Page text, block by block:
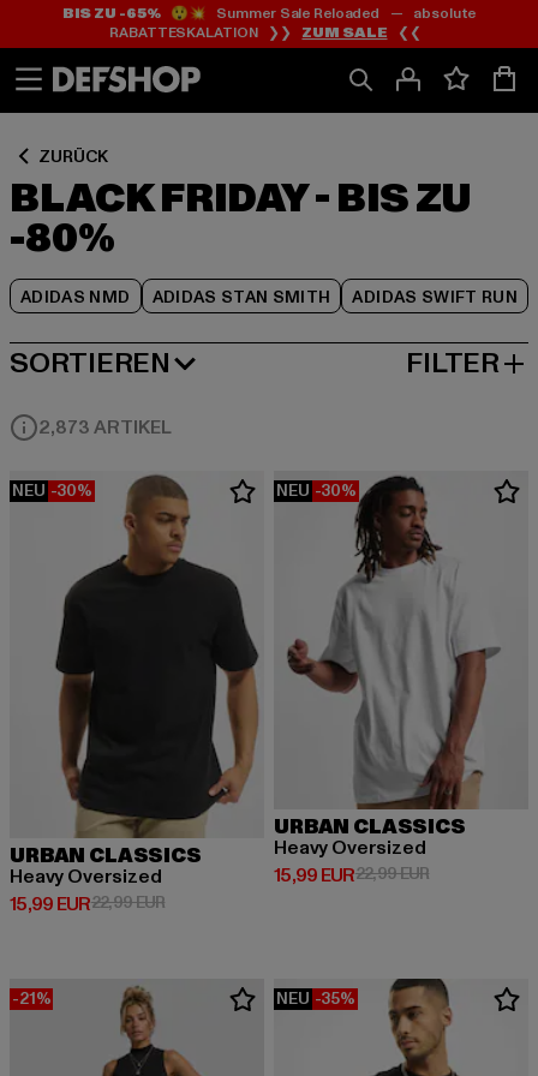
Zum
Inhalt
springen
Zum
Fußzeile
springen
BIS ZU -65%😲💥 Summer Sale Reloaded — absolute
RABATTESKALATION ❯❯ ZUM SALE ❮❮
ZURÜCK
BLACK FRIDAY - BIS ZU
-80%
ADIDAS NMD ADIDAS STAN SMITH ADIDAS SWIFT RUN
Zum
Produktraster
springen
SORTIEREN
BELIEBTESTE FILTER
2,873 ARTIKEL
NEU -30%
URBAN CLASSICS
Heavy Oversized
15,99 EUR
Derzeitiger Preis: 15,99 EUR
22,99 EURAktionspreis: 22,99 EUR
NEU -30%
URBAN CLASSICS
Heavy Oversized
15,99 EUR
Derzeitiger Preis: 15,99 EUR
22,99 EURAktionspreis:
-21% NEU -35%